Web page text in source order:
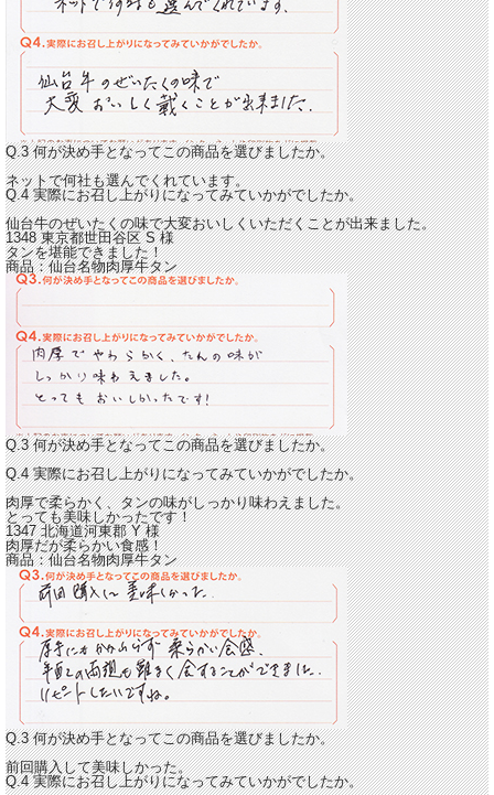
Q.3 何が決め手となってこの商品を選びましたか。
ネットで何社も選んでくれています。
Q.4 実際にお召し上がりになってみていかがでしたか。
仙台牛のぜいたくの味で大変おいしくいただくことが出来ました。
1348 東京都世田谷区S様
タンを堪能できました！
商品：仙台名物肉厚牛タン
Q.3 何が決め手となってこの商品を選びましたか。
Q.4 実際にお召し上がりになってみていかがでしたか。
肉厚で柔らかく、タンの味がしっかり味わえました。
とっても美味しかったです！
1347 北海道河東郡Y様
肉厚だが柔らかい食感！
商品：仙台名物肉厚牛タン
Q.3 何が決め手となってこの商品を選びましたか。
前回購入して美味しかった。
Q.4 実際にお召し上がりになってみていかがでしたか。